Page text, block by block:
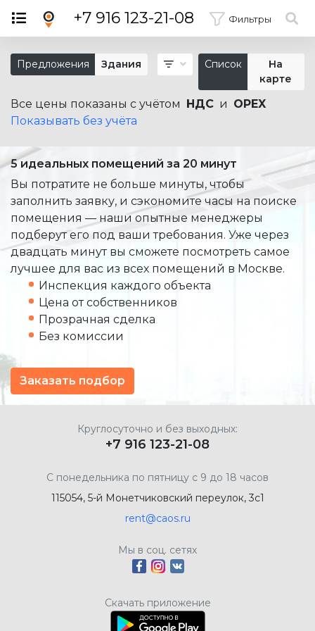
+7 916 123-21-08 Фильтры
×
Предложения Здания Список
На
карте
Все цены показаны с учётом НДС и OPEX
Показывать без учёта
5 идеальных помещений за 20 минут
Вы потратите не больше минуты, чтобы
заполнить заявку, и сэкономите часы на поиске
помещения — наши опытные менеджеры
подберут его под ваши требования. Уже через
двадцать минут вы сможете посмотреть самое
лучшее для вас из всех помещений в Москве.
Инспекция каждого объекта
Цена от собственников
Прозрачная сделка
Без комиссии
Заказать подбор
Круглосуточно и без выходных:
+7 916 123-21-08
С понедельника по пятницу с 9 до 18 часов
115054, 5-й Монетчиковский переулок, 3с1
rent@caos.ru
Мы в соц. сетях
Скачать приложение